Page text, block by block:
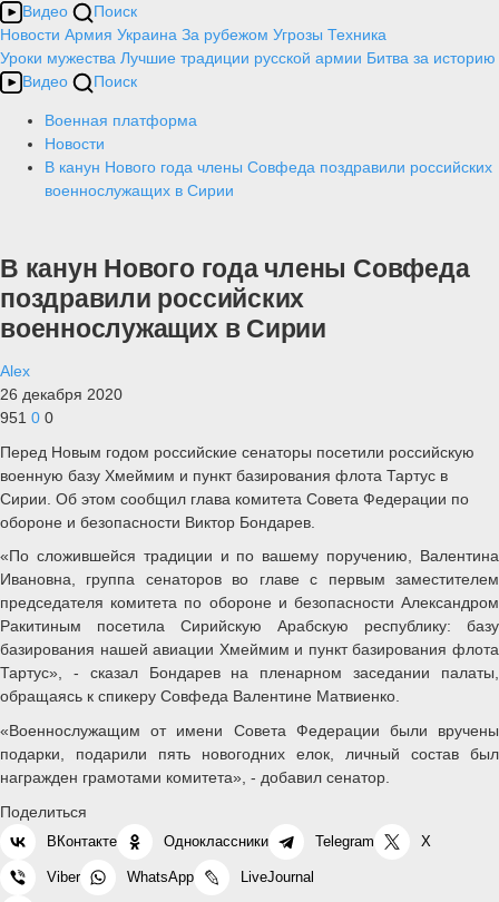
Видео
Поиск
Новости Армия Украина За рубежом Угрозы Техника
Уроки мужества Лучшие традиции русской армии Битва за историю
Видео
Поиск
Военная платформа
Новости
В канун Нового года члены Совфеда поздравили российских
военнослужащих в Сирии
В канун Нового года члены Совфеда
поздравили российских
военнослужащих в Сирии
Alex
26 декабря 2020
951 0 0
Перед Новым годом российские сенаторы посетили российскую
военную базу Хмеймим и пункт базирования флота Тартус в
Сирии. Об этом сообщил глава комитета Совета Федерации по
обороне и безопасности Виктор Бондарев.
«По сложившейся традиции и по вашему поручению, Валентина
Ивановна, группа сенаторов во главе с первым заместителем
председателя комитета по обороне и безопасности Александром
Ракитиным посетила Сирийскую Арабскую республику: базу
базирования нашей авиации Хмеймим и пункт базирования флота
Тартус», - сказал Бондарев на пленарном заседании палаты,
обращаясь к спикеру Совфеда Валентине Матвиенко.
«Военнослужащим от имени Совета Федерации были вручены
подарки, подарили пять новогодних елок, личный состав был
награжден грамотами комитета», - добавил сенатор.
Поделиться
ВКонтакте Одноклассники Telegram X
Viber WhatsApp LiveJournal